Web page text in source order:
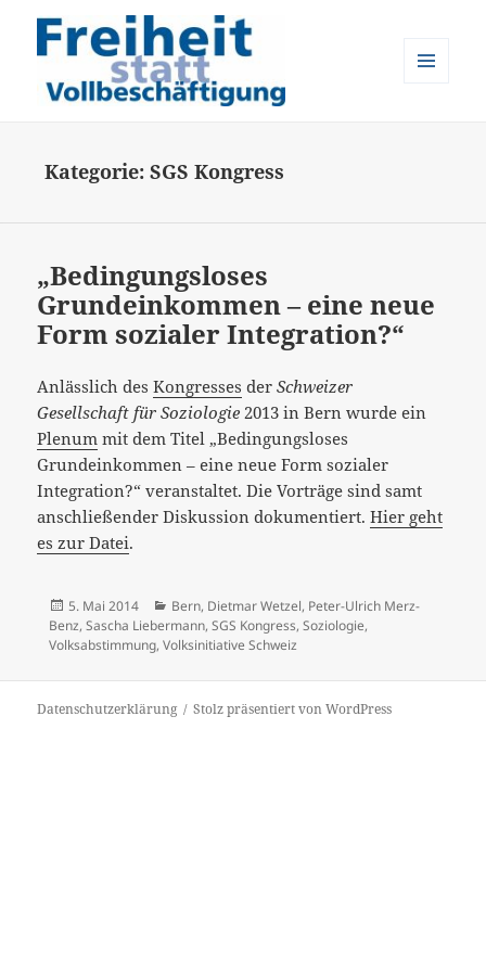
Kategorie:SGS Kongress
„Bedingungsloses
Grundeinkommen – eine neue
Form sozialer Integration?“
Anlässlich desKongresses derSchweizer
Gesellschaft für Soziologie 2013 in Bern wurde ein
Plenum mit dem Titel „Bedingungsloses
Grundeinkommen – eine neue Form sozialer
Integration?“ veranstaltet. Die Vorträge sind samt
anschließender Diskussion dokumentiert.Hier geht
es zur Datei.
Veröffentlicht
am
5. Mai 2014 Kategorien
Bern, Dietmar Wetzel, Peter-Ulrich Merz-
Benz, Sascha Liebermann, SGS Kongress, Soziologie,
Volksabstimmung, Volksinitiative Schweiz
Datenschutzerklärung Stolz präsentiert von WordPress